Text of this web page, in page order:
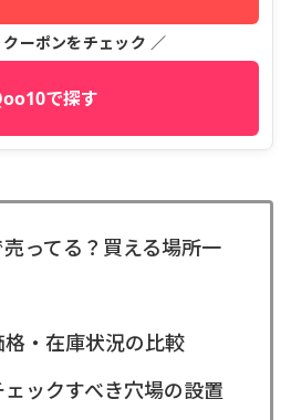
ーポンをチェック ／
で探す
売ってる？買える場所一
格・在庫状況の比較
ェックすべき穴場の設置